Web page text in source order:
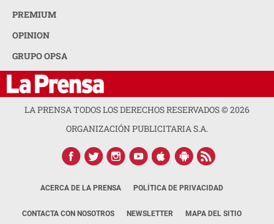
PREMIUM
OPINION
GRUPO OPSA
LA PRENSA TODOS LOS DERECHOS RESERVADOS ©2026
ORGANIZACIÓN PUBLICITARIA S.A.
ACERCA DE LA PRENSA POLÍTICA DE PRIVACIDAD
CONTACTA CON NOSOTROS NEWSLETTER MAPA DEL SITIO